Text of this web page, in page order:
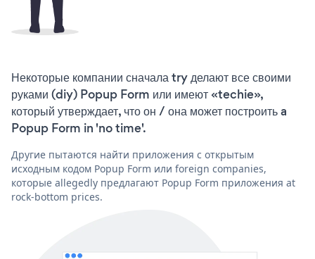
Некоторые компании сначала try делают все своими
руками (diy) Popup Form или имеют «techie»,
который утверждает, что он / она может построить a
Popup Form in 'no time'.
Другие пытаются найти приложения с открытым
исходным кодом Popup Form или foreign companies,
которые allegedly предлагают Popup Form приложения at
rock-bottom prices.